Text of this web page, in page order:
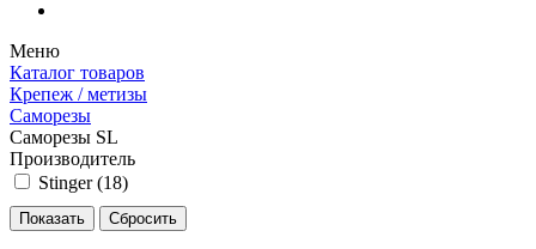
Меню
Каталог товаров
Крепеж / метизы
Саморезы
Саморезы SL
Производитель
Stinger (18)